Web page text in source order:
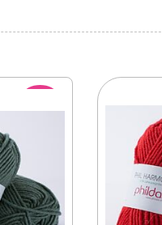
ACTIE